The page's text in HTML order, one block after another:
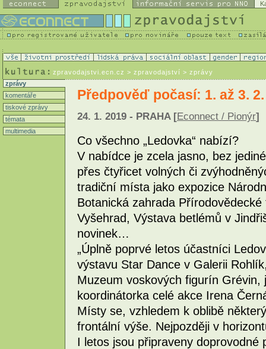
zpravodajstvi.ecn.cz > zpravodajství > zprávy
zprávy
komentáře
tiskové zprávy
témata
multimedia
Předpověď počasí: 1. až 3.
24. 1. 2019 - PRAHA [Econnect / Pionýr]
Co všechno „Ledovka“ nabízí?
V nabídce je zcela jasno, bez
přes čtyřicet volných či
tradiční místa jako expozice
Botanická zahrada
Vyšehrad, Výstava betlémů v
novinek…
„Úplně poprvé letos účastníci
výstavu Star Dance v Galerii
Muzeum voskových figurín
koordinátorka celé akce Irena
Místy se, vzhledem k oblibě
frontální výše. Nejpozději v
I letos jsou připraveny doprovodné